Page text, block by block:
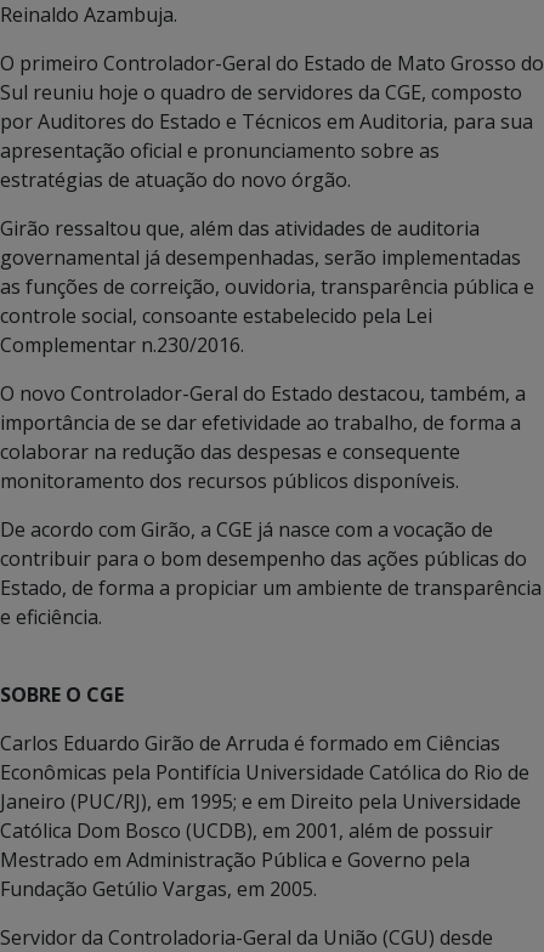
Reinaldo Azambuja.
O primeiro Controlador-Geral do Estado de Mato Grosso do
Sul reuniu hoje o quadro de servidores da CGE, composto
por Auditores do Estado e Técnicos em Auditoria, para sua
apresentação oficial e pronunciamento sobre as
estratégias de atuação do novo órgão.
Girão ressaltou que, além das atividades de auditoria
governamental já desempenhadas, serão implementadas
as funções de correição, ouvidoria, transparência pública e
controle social, consoante estabelecido pela Lei
Complementar n.230/2016.
O novo Controlador-Geral do Estado destacou, também, a
importância de se dar efetividade ao trabalho, de forma a
colaborar na redução das despesas e consequente
monitoramento dos recursos públicos disponíveis.
De acordo com Girão, a CGE já nasce com a vocação de
contribuir para o bom desempenho das ações públicas do
Estado, de forma a propiciar um ambiente de transparência
e eficiência.
SOBRE O CGE
Carlos Eduardo Girão de Arruda é formado em Ciências
Econômicas pela Pontifícia Universidade Católica do Rio de
Janeiro (PUC/RJ), em 1995; e em Direito pela Universidade
Católica Dom Bosco (UCDB), em 2001, além de possuir
Mestrado em Administração Pública e Governo pela
Fundação Getúlio Vargas, em 2005.
Servidor da Controladoria-Geral da União (CGU) desde